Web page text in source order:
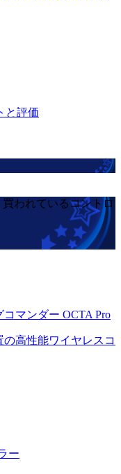
と評価
買われているコントロ
マンダー OCTA Pro
高性能ワイヤレスコ
ー